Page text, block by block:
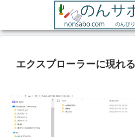
エクスプローラーに現れる